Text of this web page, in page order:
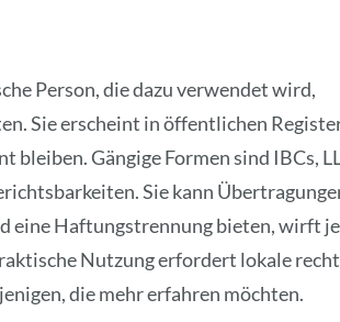
Person, die dazu verwendet wird,
Sie erscheint in öffentlichen
Gängige Formen sind IBCs,
Sie kann
eine Haftungstrennung bieten, wirft
Nutzung erfordert lokale
die mehr erfahren möchten.